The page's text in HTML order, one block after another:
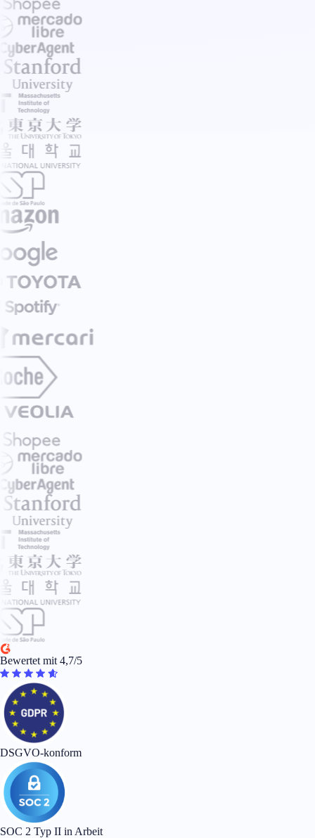
Bewertet mit 4,7/5
DSGVO-konform
SOC 2 Typ II in Arbeit